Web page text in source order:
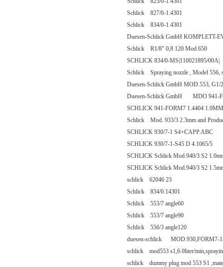
Schlick 827/0-1.4301
Schlick 834/0-1.4301
Duesen-Schlick GmbH KOMPLETT-
Schlick R1/8" 0,8 120 Mod.650
SCHLICK 834/0-MS|110021895/00A|
Schlick Spraying nozzle , Model 556,
Duesen-Schlick GmbH MOD.553, G1/
Duesen-Schlick GmbH MDO 941-
SCHLICK 941-FORM7 1.4404 1.0MM
Schlick Mod. 933/3 2.3mm and
SCHLICK 930/7-1 S4+CAPP.ABC
SCHLICK 930/7-1-S45 D 4.1065/5
SCHLICK Schlick Mod.940/3 S2
SCHLICK Schlick Mod.940/3 S2
schlick 62046 23
Schlick 834/0.14301
Schlick 553/7 angle60
Schlick 553/7 angle90
Schlick 556/3 angle120
duesen-schlick MOD.930,FORM7-
schlick mod553 s1,6.0liter/
schlick dummy plug mod 553 S1